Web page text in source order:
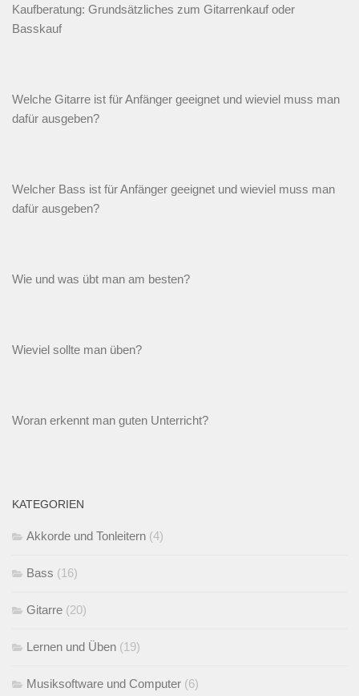
Kaufberatung: Grundsätzliches zum Gitarrenkauf oder
Basskauf
Welche Gitarre ist für Anfänger geeignet und wieviel muss man
dafür ausgeben?
Welcher Bass ist für Anfänger geeignet und wieviel muss man
dafür ausgeben?
Wie und was übt man am besten?
Wieviel sollte man üben?
Woran erkennt man guten Unterricht?
KATEGORIEN
Akkorde und Tonleitern (4)
Bass (16)
Gitarre (20)
Lernen und Üben (19)
Musiksoftware und Computer (6)